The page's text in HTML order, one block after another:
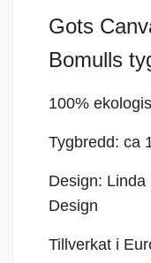
Gots
Bomulls
100%
Tygbredd: ca
Design:
Design
Tillverkat i